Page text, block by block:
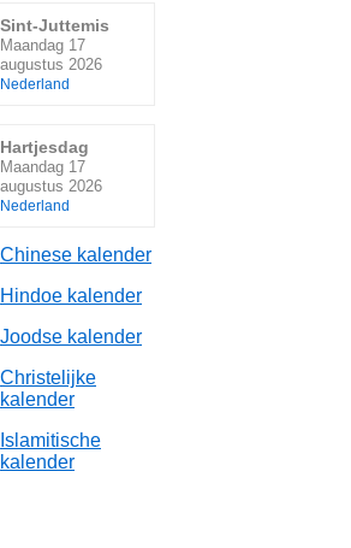
Sint-Juttemis
Maandag 17
augustus 2026
Nederland
Hartjesdag
Maandag 17
augustus 2026
Nederland
Chinese kalender
Hindoe kalender
Joodse kalender
Christelijke
kalender
Islamitische
kalender